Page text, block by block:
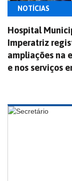
NOTÍCIAS
Hospital
Imperatriz
ampliações na
e nos serviços